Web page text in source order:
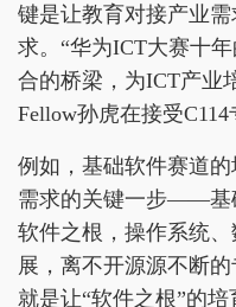
键是让教育对接产业
求。“华为ICT大赛十
合的桥梁，为ICT产业
Fellow孙虎在接受C114
例如，基础软件赛道
需求的关键一步——基
软件之根，操作系统
展，离不开源源不断
就是让“软件之根”的培